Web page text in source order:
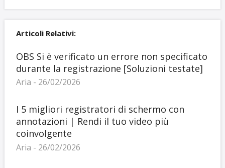
Articoli Relativi:
OBS Si è verificato un errore non specificato
durante la registrazione [Soluzioni testate]
Aria - 26/02/2026
I 5 migliori registratori di schermo con
annotazioni | Rendi il tuo video più
coinvolgente
Aria - 26/02/2026